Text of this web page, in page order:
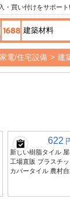
・買い付けをサポート
家電/住宅設備 > 建
622
新しい樹脂タイル
工場直販 プラスチ
カバータイル 農村